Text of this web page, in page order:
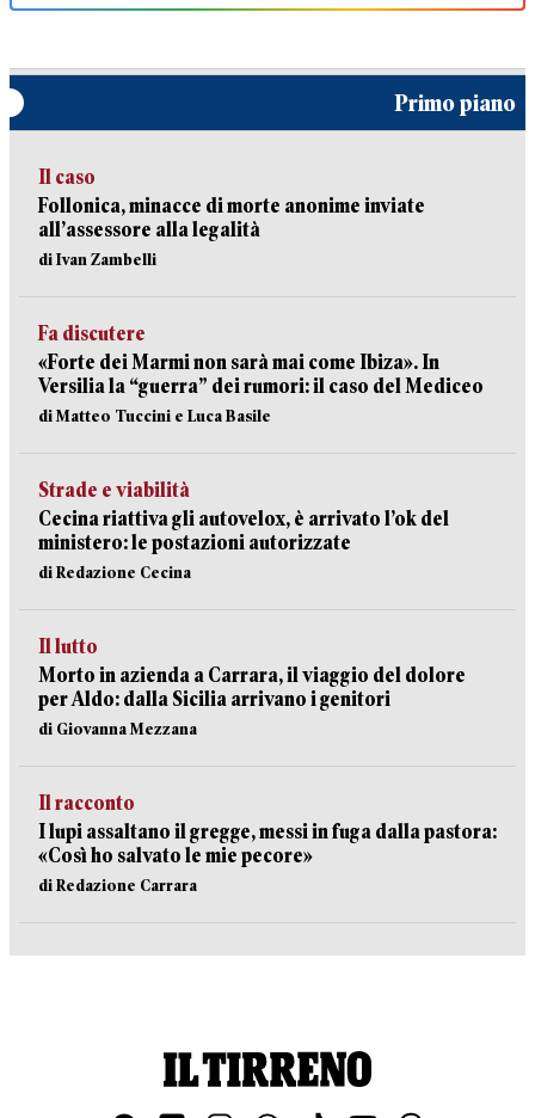
Primo piano
Il caso
Follonica, minacce di morte anonime inviate
all’assessore alla legalità
di Ivan Zambelli
Fa discutere
«Forte dei Marmi non sarà mai come Ibiza». In
Versilia la “guerra” dei rumori: il caso del Mediceo
di Matteo Tuccini e Luca Basile
Strade e viabilità
Cecina riattiva gli autovelox, è arrivato l’ok del
ministero: le postazioni autorizzate
di Redazione Cecina
Il lutto
Morto in azienda a Carrara, il viaggio del dolore
per Aldo: dalla Sicilia arrivano i genitori
di Giovanna Mezzana
Il racconto
I lupi assaltano il gregge, messi in fuga dalla pastora:
«Così ho salvato le mie pecore»
di Redazione Carrara